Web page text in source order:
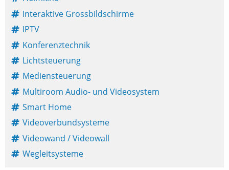
Interaktive Grossbildschirme
IPTV
Konferenztechnik
Lichtsteuerung
Mediensteuerung
Multiroom Audio- und Videosystem
Smart Home
Videoverbundsysteme
Videowand / Videowall
Wegleitsysteme